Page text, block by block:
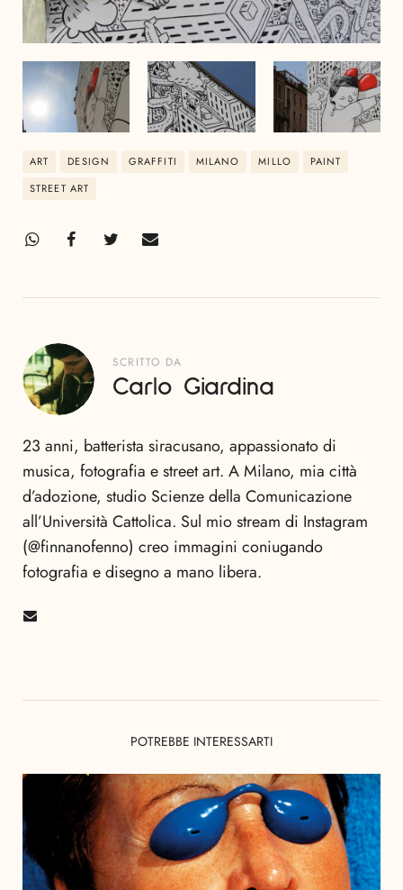
ART DESIGN GRAFFITI MILANO MILLO
PAINT
STREET ART
SCRITTO DA
Carlo Giardina
23 anni, batterista siracusano, appassionato di
musica, fotografia e street art. A Milano, mia città
d’adozione, studio Scienze della Comunicazione
all’Università Cattolica. Sul mio stream di Instagram
(@finnanofenno) creo immagini coniugando
fotografia e disegno a mano libera.
POTREBBE INTERESSARTI